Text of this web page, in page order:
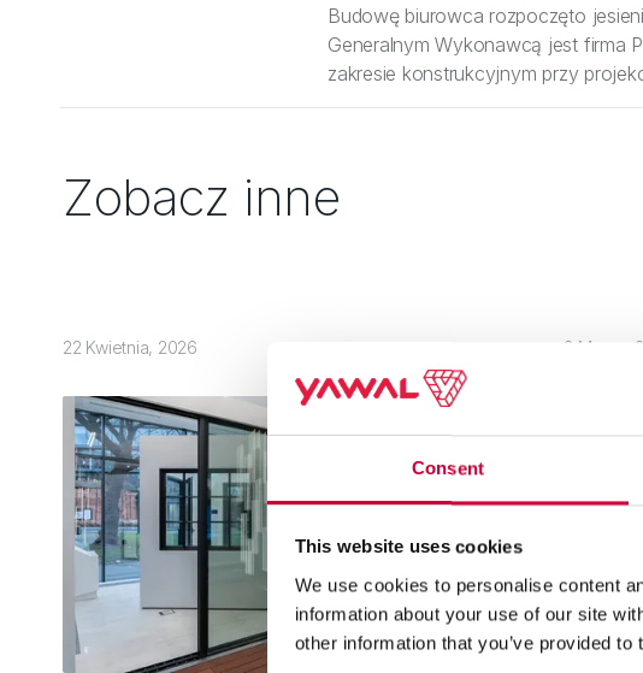
Consent
This website uses cookies
We use cookies to personalise content
information about your use of our site
other information that you’ve provided
Budowę biurowca rozpoczęto
Generalnym Wykonawcą jest firma
zakresie konstrukcyjnym przy
Zobacz inne
22 Kwietnia, 2026 3 Marca,